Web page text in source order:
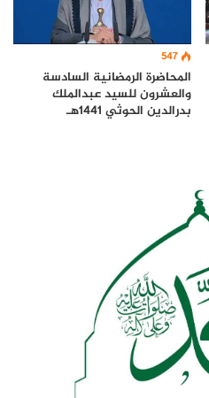
547
المحاضرة الرمضانية السادسة
والعشرون للسيد عبدالملك
بدرالدين الحوثي 1441هـ